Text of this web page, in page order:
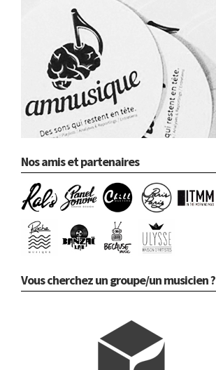
Nos amis et partenaires
Vous cherchez un groupe/un musicien ?